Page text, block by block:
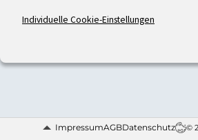
ImpressumAGBDatenschutz ©
Individuelle Cookie-Einstellungen